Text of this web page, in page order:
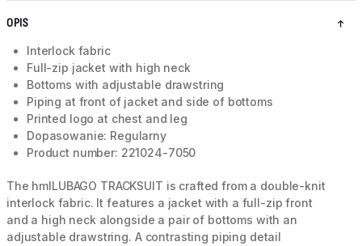
OPIS
Interlock fabric
Full-zip jacket with high neck
Bottoms with adjustable drawstring
Piping at front of jacket and side of bottoms
Printed logo at chest and leg
Dopasowanie: Regularny
Product number: 221024-7050
The hmlLUBAGO TRACKSUIT is crafted from a double-knit
interlock fabric. It features a jacket with a full-zip front
and a high neck alongside a pair of bottoms with an
adjustable drawstring. A contrasting piping detail